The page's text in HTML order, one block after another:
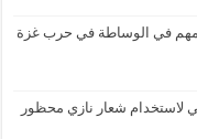
في الوساطة في حرب غزة
لاستخدام شعار نازي محظور